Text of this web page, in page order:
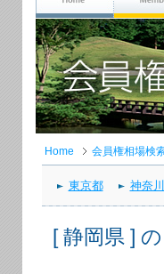
Home 会員権相場検
東京都 神奈
[ 静岡県 ]